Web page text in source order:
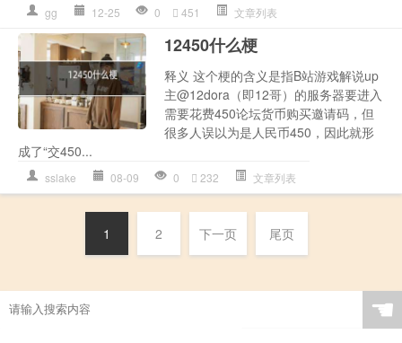
gg 12-25 0 451 文章列表
12450什么梗
释义 这个梗的含义是指B站游戏解说up
主@12dora（即12哥）的服务器要进入
需要花费450论坛货币购买邀请码，但
很多人误以为是人民币450，因此就形
成了“交450...
sslake 08-09 0 232 文章列表
1 2 下一页 尾页
☚